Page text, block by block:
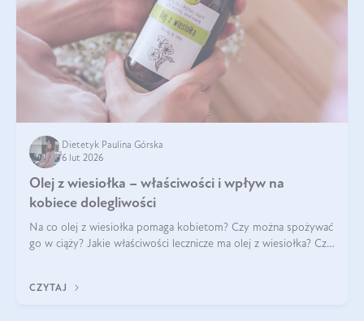
Dietetyk Paulina Górska
6 lut 2026
Olej z wiesiołka – właściwości i wpływ na
kobiece dolegliwości
Na co olej z wiesiołka pomaga kobietom? Czy można spożywać
go w ciąży? Jakie właściwości lecznicze ma olej z wiesiołka? Czy
CZYTAJ